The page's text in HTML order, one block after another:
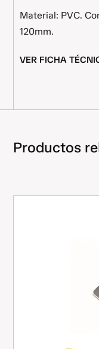
Material: PVC.
120mm.
VER FICHA
Productos